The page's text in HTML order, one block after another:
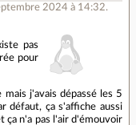
2024 à 14:32.
pas
pour
j'avais dépassé les 5
défaut, ça s'affiche aussi
ça n'a pas l'air d'émouvoir